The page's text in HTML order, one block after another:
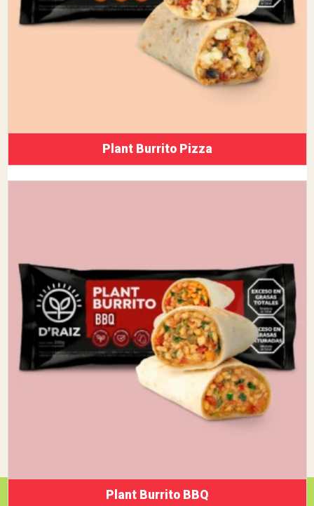
Plant Burrito Pizza
Plant Burrito BBQ